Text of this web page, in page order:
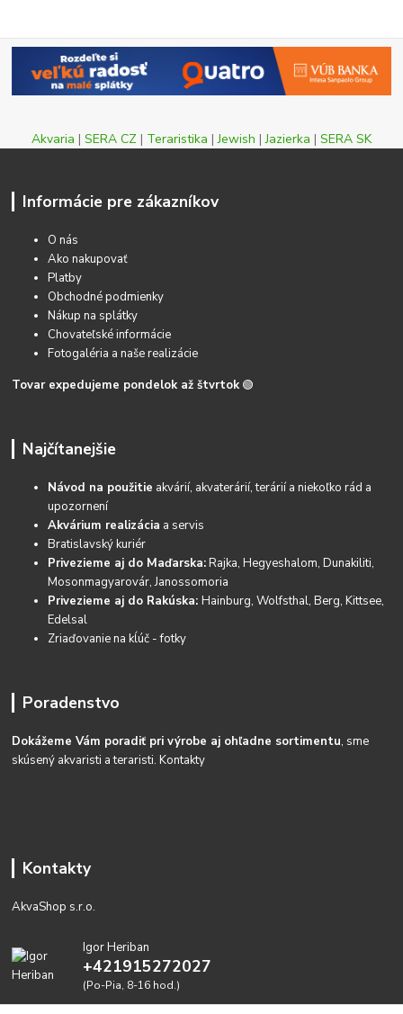
Akvaria | SERA CZ | Teraristika |Jewish |Jazierka | SERA SK
Informácie pre zákazníkov
O nás
Ako nakupovať
Platby
Obchodné podmienky
Nákup na splátky
Chovateľské informácie
Fotogaléria a naše realizácie
Tovar expedujeme pondelok až štvrtok 🟢
Najčítanejšie
Návod na použitie akvárií, akvaterárií, terárií a niekoľko rád a
upozornení
Akvárium realizácia a servis
Bratislavský kuriér
Privezieme aj do Maďarska:Rajka, Hegyeshalom, Dunakiliti,
Mosonmagyarovár, Janossomoria
Privezieme aj do Rakúska:Hainburg, Wolfsthal, Berg, Kittsee,
Edelsal
Zriaďovanie na kĺúč - fotky
Poradenstvo
Dokážeme Vám poradiť pri výrobe aj ohľadne sortimentu, sme
skúsený akvaristi a teraristi.Kontakty
Kontakty
AkvaShop s.r.o.
Igor Heriban
+421915272027
(Po-Pia, 8-16 hod.)